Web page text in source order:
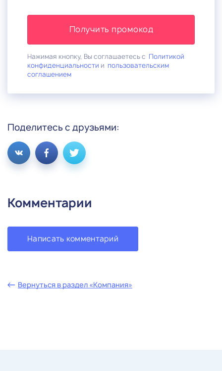
Получить промокод
Нажимая кнопку, Вы соглашаетесь с Политикой
конфиденциальности и пользовательским
соглашением
Поделитесь с друзьями:
Комментарии
Написать комментарий
Вернуться в раздел «Компания»